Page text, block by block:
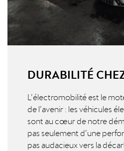
DURABILITÉ
L’électromobilité est le
de l’avenir : les véhicules
sont au cœur de notre
pas seulement d’une
pas audacieux vers la